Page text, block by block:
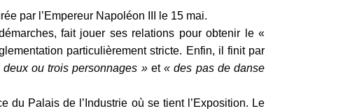
par l’Empereur Napoléon III le 15 mai.
fait jouer ses relations pour obtenir le «
particulièrement stricte. Enfin, il finit par
ou trois personnages »et« des pas de danse
du Palais de l’Industrie où se tient l’Exposition. Le